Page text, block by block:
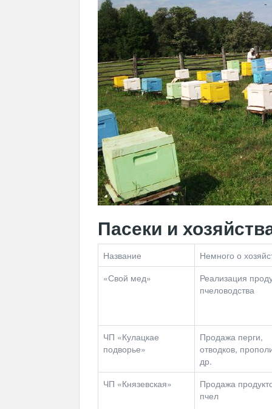
Пасеки и
Название
Немного о
«Свой мед»
Реализация
пчеловодства
ЧП «Кулацкае
подворье»
Продажа перги,
отводков,
др.
ЧП «Князевская»
Продажа
пчел